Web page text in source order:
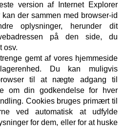
version af Internet Explorer
der sammen med browser-id
oplysninger, herunder dit
på den side, du
osv.
gemt af vores hjemmeside
Du kan muligvis
til at nægte adgang til
om din godkendelse for hver
Cookies bruges primært til
ved automatisk at udfylde
for dem, eller for at huske